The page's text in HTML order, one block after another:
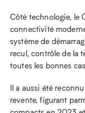
Côté technologie, le
connectivité
système de
recul, contrôle de la
toutes les bonnes
Il a aussi été
revente, figurant